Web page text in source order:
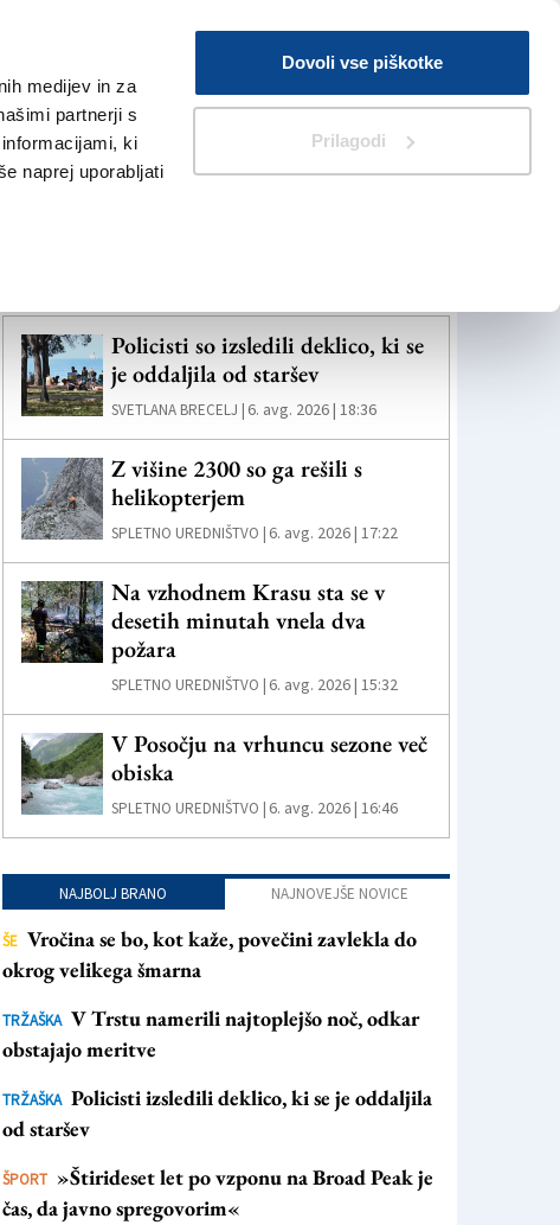
medijev in za
partnerji s
ki
naprej uporabljati
Dovoli vse piškotke
Prilagodi
V Kioskih
Iskanje
Policisti so izsledili deklico, ki se
je oddaljila od staršev
SVETLANA BRECELJ |6. avg. 2026 | 18:36
Z višine 2300 so ga rešili s
helikopterjem
SPLETNO UREDNIŠTVO | 6. avg. 2026 | 17:22
Na vzhodnem Krasu sta se v
desetih minutah vnela dva
požara
SPLETNO UREDNIŠTVO | 6. avg. 2026 | 15:32
V Posočju na vrhuncu sezone več
obiska
SPLETNO UREDNIŠTVO | 6. avg. 2026 | 16:46
NAJBOLJ BRANO NAJNOVEJŠE NOVICE
ŠE Vročina se bo, kot kaže, povečini zavlekla do
okrog velikega šmarna
TRŽAŠKA V Trstu namerili najtoplejšo noč, odkar
obstajajo meritve
TRŽAŠKA Policisti izsledili deklico, ki se je oddaljila
od staršev
ŠPORT »Štirideset let po vzponu na Broad Peak je
čas, da javno spregovorim«